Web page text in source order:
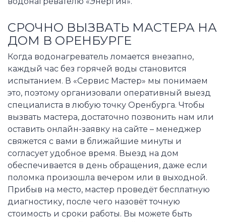
СРОЧНО ВЫЗВАТЬ МАСТЕРА НА
ДОМ В ОРЕНБУРГЕ
Когда водонагреватель ломается внезапно,
каждый час без горячей воды становится
испытанием. В «Сервис Мастер» мы понимаем
это, поэтому организовали оперативный выезд
специалиста в любую точку Оренбурга. Чтобы
вызвать мастера, достаточно позвонить нам или
оставить онлайн-заявку на сайте – менеджер
свяжется с вами в ближайшие минуты и
согласует удобное время. Выезд на дом
обеспечивается в день обращения, даже если
поломка произошла вечером или в выходной.
Прибыв на место, мастер проведёт бесплатную
диагностику, после чего назовёт точную
стоимость и сроки работы. Вы можете быть